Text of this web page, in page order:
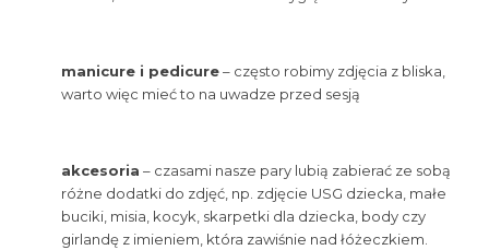
manicure i pedicure– często robimy zdjęcia z bliska,
warto więc mieć to na uwadze przed sesją
akcesoria – czasami nasze pary lubią zabierać ze sobą
różne dodatki do zdjęć, np. zdjęcie USG dziecka, małe
buciki, misia, kocyk, skarpetki dla dziecka, body czy
girlandę z imieniem, która zawiśnie nad łóżeczkiem.